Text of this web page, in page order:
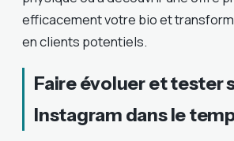
efficacement votre bio et
en clients potentiels.
Faire évoluer et tester
Instagram dans le